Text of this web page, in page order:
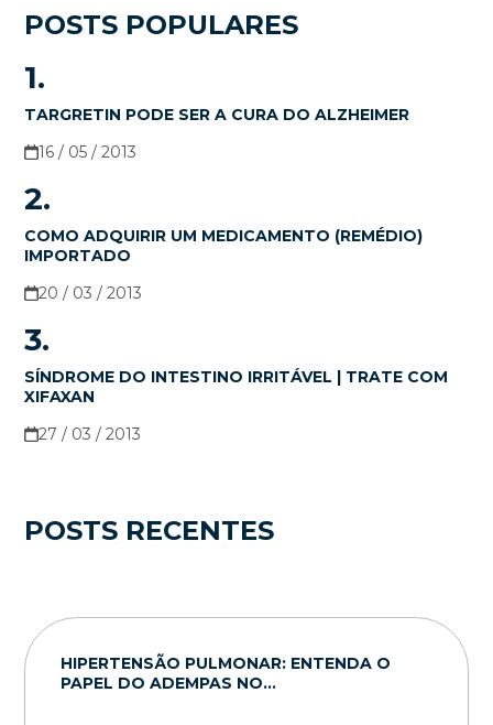
POSTS POPULARES
1.
TARGRETIN PODE SER A CURA DO ALZHEIMER
16 / 05 / 2013
2.
COMO ADQUIRIR UM MEDICAMENTO (REMÉDIO)
IMPORTADO
20 / 03 / 2013
3.
SÍNDROME DO INTESTINO IRRITÁVEL | TRATE COM
XIFAXAN
27 / 03 / 2013
POSTS RECENTES
HIPERTENSÃO PULMONAR: ENTENDA O
PAPEL DO ADEMPAS NO...